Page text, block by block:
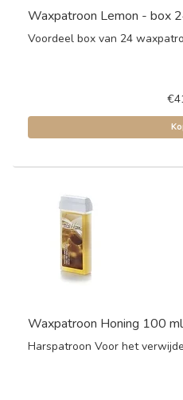
Waxpatroon Lemon - box
Voordeel box van 24
Waxpatroon Honing 100 ml
Harspatroon Voor het